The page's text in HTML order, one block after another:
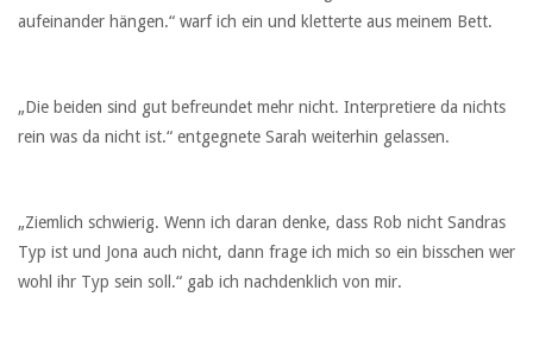
aufeinander hängen.“ warf ich ein und kletterte aus meinem Bett.
„Die beiden sind gut befreundet mehr nicht. Interpretiere da nichts
rein was da nicht ist.“ entgegnete Sarah weiterhin gelassen.
„Ziemlich schwierig. Wenn ich daran denke, dass Rob nicht Sandras
Typ ist und Jona auch nicht, dann frage ich mich so ein bisschen wer
wohl ihr Typ sein soll.“ gab ich nachdenklich von mir.